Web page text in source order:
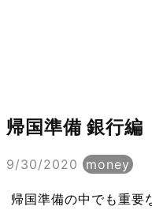
帰国準備 銀行編
9/30/2020 money
帰国準備の中でも重要